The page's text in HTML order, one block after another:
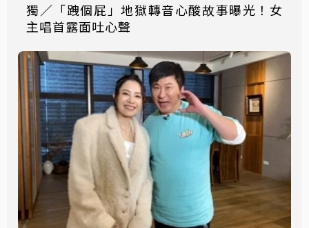
獨／「跩個屁」地獄轉音心酸故事曝光！女
主唱首露面吐心聲